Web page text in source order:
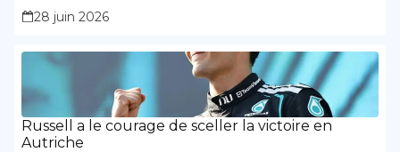
28 juin 2026
Russell a le courage de sceller la victoire en
Autriche